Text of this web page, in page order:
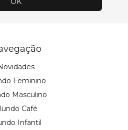
Feminino
Masculino
Café
Infantil